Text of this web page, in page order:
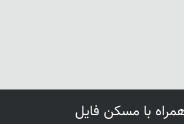
با مسکن فایل